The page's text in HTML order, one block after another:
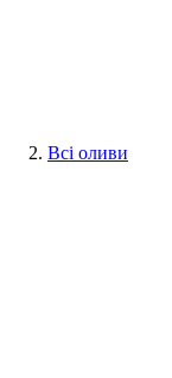
Всі оливи